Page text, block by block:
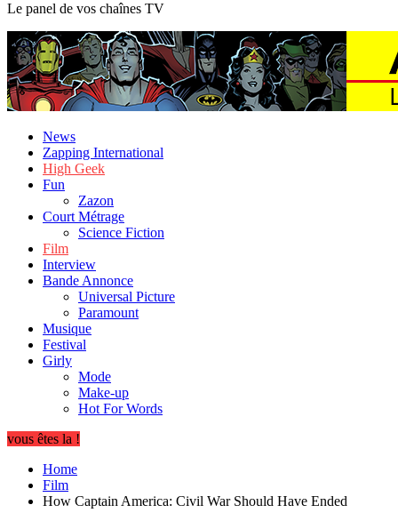
Le panel de vos chaînes TV
News
Zapping International
High Geek
Fun
Zazon
Court Métrage
Science Fiction
Film
Interview
Bande Annonce
Universal Picture
Paramount
Musique
Festival
Girly
Mode
Make-up
Hot For Words
vous êtes la !
Home
Film
How Captain America: Civil War Should Have Ended